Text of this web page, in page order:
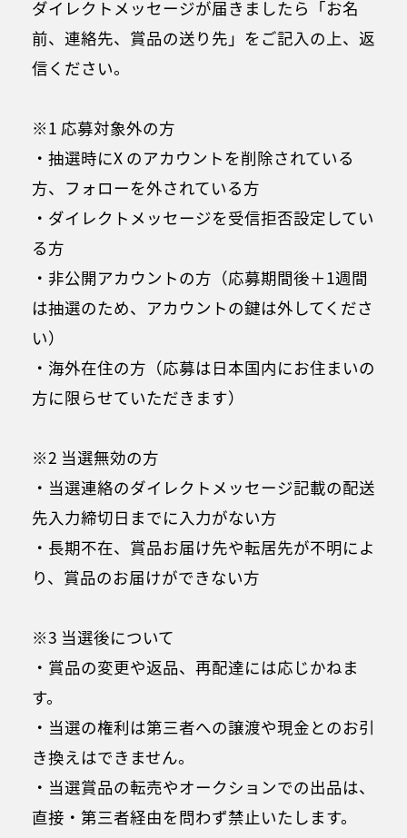
ダイレクトメッセージが届きましたら「お名
前、連絡先、賞品の送り先」をご記入の上、返
信ください。
※1 応募対象外の方
・抽選時にX のアカウントを削除されている
方、フォローを外されている方
・ダイレクトメッセージを受信拒否設定してい
る方
・非公開アカウントの方（応募期間後＋1週間
は抽選のため、アカウントの鍵は外してくださ
い）
・海外在住の方（応募は日本国内にお住まいの
方に限らせていただきます）
※2 当選無効の方
・当選連絡のダイレクトメッセージ記載の配送
先入力締切日までに入力がない方
・長期不在、賞品お届け先や転居先が不明によ
り、賞品のお届けができない方
※3 当選後について
・賞品の変更や返品、再配達には応じかねま
す。
・当選の権利は第三者への譲渡や現金とのお引
き換えはできません。
・当選賞品の転売やオークションでの出品は、
直接・第三者経由を問わず禁止いたします。